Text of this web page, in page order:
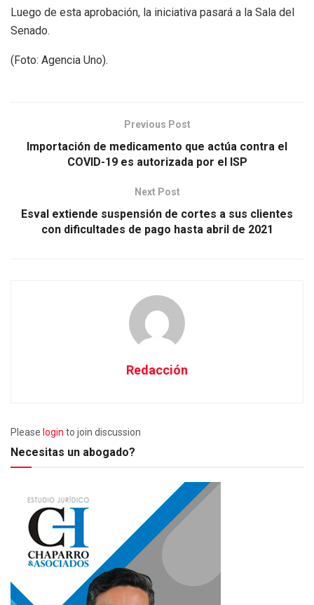
Luego de esta aprobación, la iniciativa pasará a la Sala del
Senado.
(Foto: Agencia Uno).
Previous Post
Importación de medicamento que actúa contra el
COVID-19 es autorizada por el ISP
Next Post
Esval extiende suspensión de cortes a sus clientes
con dificultades de pago hasta abril de 2021
Redacción
Please login to join discussion
Necesitas un abogado?